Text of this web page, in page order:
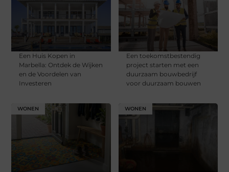
Een Huis Kopen in
Marbella: Ontdek de Wijken
en de Voordelen van
Investeren
Een toekomstbestendig
project starten met een
duurzaam bouwbedrijf
voor duurzaam bouwen
WONEN WONEN